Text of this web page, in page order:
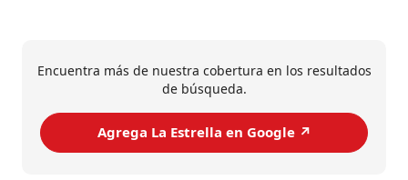
Encuentra más de nuestra cobertura en los resultados
de búsqueda.
Agrega La Estrella en Google ↗️